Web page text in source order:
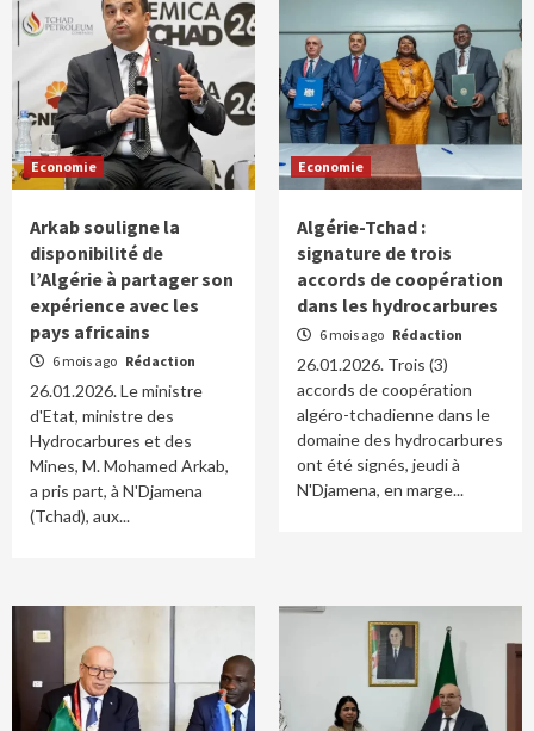
Economie
Arkab souligne la
disponibilité de
l’Algérie à partager son
expérience avec les
pays africains
6 mois ago Rédaction
26.01.2026. Le ministre
d'Etat, ministre des
Hydrocarbures et des
Mines, M. Mohamed Arkab,
a pris part, à N'Djamena
(Tchad), aux...
Economie
Algérie-Tchad :
signature de trois
accords de coopération
dans les hydrocarbures
6 mois ago Rédaction
26.01.2026. Trois (3)
accords de coopération
algéro-tchadienne dans le
domaine des hydrocarbures
ont été signés, jeudi à
N'Djamena, en marge...